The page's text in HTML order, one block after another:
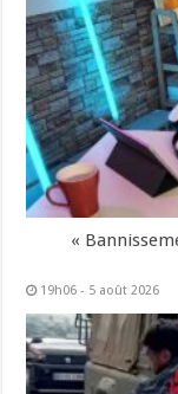
«
19h06 - 5 août 2026